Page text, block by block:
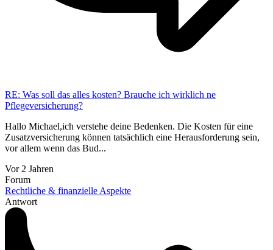
RE: Was soll das alles kosten? Brauche ich wirklich ne
Pflegeversicherung?
Hallo Michael,ich verstehe deine Bedenken. Die Kosten für eine
Zusatzversicherung können tatsächlich eine Herausforderung sein,
vor allem wenn das Bud...
Vor 2 Jahren
Forum
Rechtliche & finanzielle Aspekte
Antwort